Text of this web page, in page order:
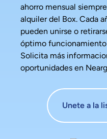
ahorro mensual
alquiler del Box. Cada
pueden unirse o
óptimo funcionamiento
Solicita más
oportunidades en
Unete a la